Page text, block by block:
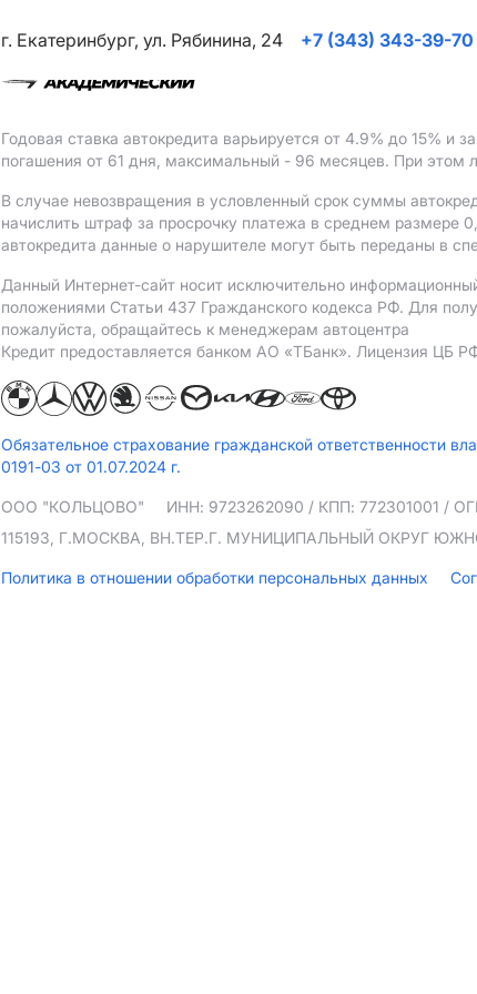
г. Екатеринбург, ул. Рябинина, 24
+7 (343) 343-39-70
Годовая ставка автокредита варьируется от 4.9% до 15% и
погашения от 61 дня, максимальный - 96 месяцев. При
В случае невозвращения в условленный срок суммы
начислить штраф за просрочку платежа в среднем размере
автокредита данные о нарушителе могут быть переданы в
Данный Интернет-сайт носит исключительно
положениями Статьи 437 Гражданского кодекса РФ. Для
пожалуйста, обращайтесь к менеджерам автоцентра
Кредит предоставляется банком АO «ТБанк». Лицензия ЦБ
Обязательное страхование гражданской ответственности
0191-03 от 01.07.2024 г.
ООО "КОЛЬЦОВО" ИНН: 9723262090 / КПП: 772301001 /
115193, Г.МОСКВА, ВН.ТЕР.Г. МУНИЦИПАЛЬНЫЙ ОКРУГ
Политика в отношении обработки персональных данных